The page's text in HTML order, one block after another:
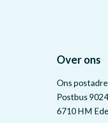
Over ons
Ons
Postbus 9024
6710 HM Ede